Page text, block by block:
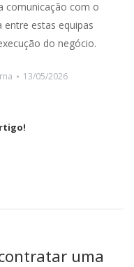
comunicação com o
estas equipas
do negócio.
13/05/2026
uma